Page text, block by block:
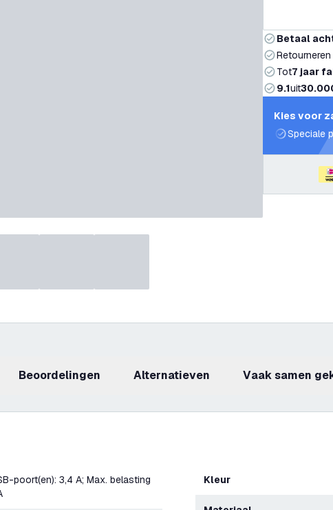
Betaal
Tot7 jaar
9.1uit
Kies voor
Speciale
beoordelingen Alternatieven Vaak samen
poort(en): 3,4 A; Max. belasting
Kleur